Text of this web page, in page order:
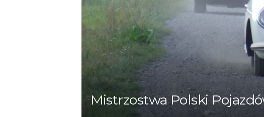
Mistrzostwa Polski